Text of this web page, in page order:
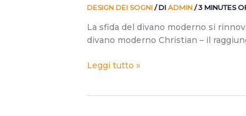
DESIGN DEI SOGNI / DI ADMIN /3 MINUTES
La sfida del divano moderno si
divano moderno Christian – il
Leggi tutto »